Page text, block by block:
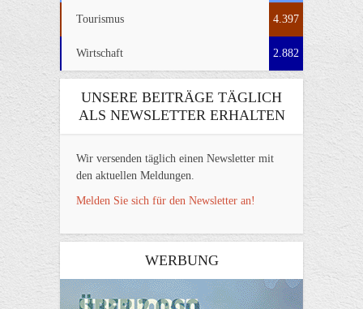
Tourismus 4.397
Wirtschaft 2.882
UNSERE BEITRÄGE TÄGLICH
ALS NEWSLETTER ERHALTEN
Wir versenden täglich einen Newsletter mit
den aktuellen Meldungen.
Melden Sie sich für den Newsletter an!
WERBUNG